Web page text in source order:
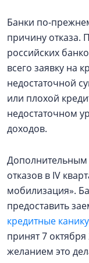
Банки по-
причину отказа.
российских
всего заявку на
недостаточной
или плохой
недостаточном
доходов.
Дополнительным
отказов в IV
мобилизация».
предоставить
кредитные
принят 7
желанием это